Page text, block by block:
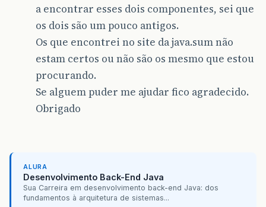
a encontrar esses dois componentes, sei que
os dois são um pouco antigos.
Os que encontrei no site da java.sum não
estam certos ou não são os mesmo que estou
procurando.
Se alguem puder me ajudar fico agradecido.
Obrigado
ALURA
Desenvolvimento Back-End Java
Sua Carreira em desenvolvimento back-end Java: dos
fundamentos à arquitetura de sistemas...